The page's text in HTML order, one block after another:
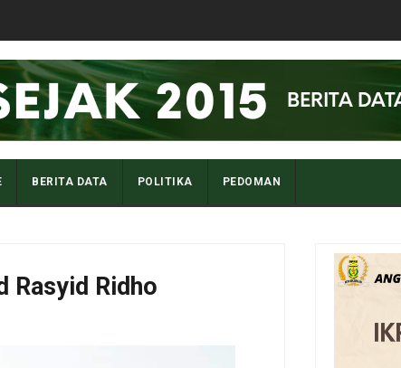
BERITA DATA POLITIKA PEDOMAN
Rasyid Ridho